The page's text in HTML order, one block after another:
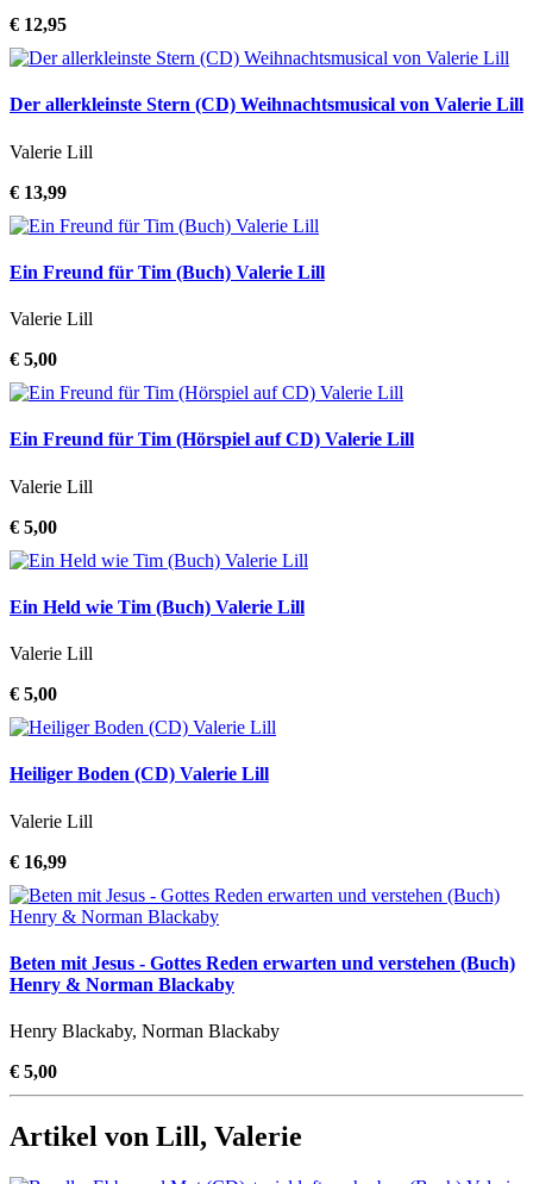
€ 12,95
Der allerkleinste Stern (CD) Weihnachtsmusical von Valerie Lill
Valerie Lill
€ 13,99
Ein Freund für Tim (Buch) Valerie Lill
Valerie Lill
€ 5,00
Ein Freund für Tim (Hörspiel auf CD) Valerie Lill
Valerie Lill
€ 5,00
Ein Held wie Tim (Buch) Valerie Lill
Valerie Lill
€ 5,00
Heiliger Boden (CD) Valerie Lill
Valerie Lill
€ 16,99
Beten mit Jesus - Gottes Reden erwarten und verstehen (Buch)
Henry & Norman Blackaby
Henry Blackaby, Norman Blackaby
€ 5,00
Artikel von Lill, Valerie